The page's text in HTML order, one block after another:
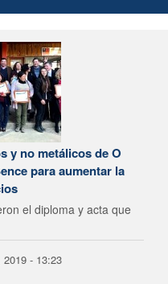
y no metálicos de O
para aumentar la
el diploma y acta que
- 13:23